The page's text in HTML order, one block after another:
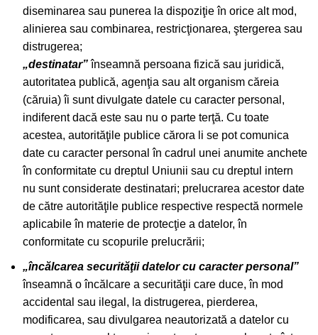
diseminarea sau punerea la dispoziţie în orice alt mod,
alinierea sau combinarea, restricţionarea, ştergerea sau
distrugerea;
„destinatar”înseamnă persoana fizică sau juridică,
autoritatea publică, agenţia sau alt organism căreia
(căruia) îi sunt divulgate datele cu caracter personal,
indiferent dacă este sau nu o parte terţă. Cu toate
acestea, autorităţile publice cărora li se pot comunica
date cu caracter personal în cadrul unei anumite anchete
în conformitate cu dreptul Uniunii sau cu dreptul intern
nu sunt considerate destinatari; prelucrarea acestor date
de către autorităţile publice respective respectă normele
aplicabile în materie de protecţie a datelor, în
conformitate cu scopurile prelucrării;
„încălcarea securităţii datelor cu caracter personal”
înseamnă o încălcare a securităţii care duce, în mod
accidental sau ilegal, la distrugerea, pierderea,
modificarea, sau divulgarea neautorizată a datelor cu